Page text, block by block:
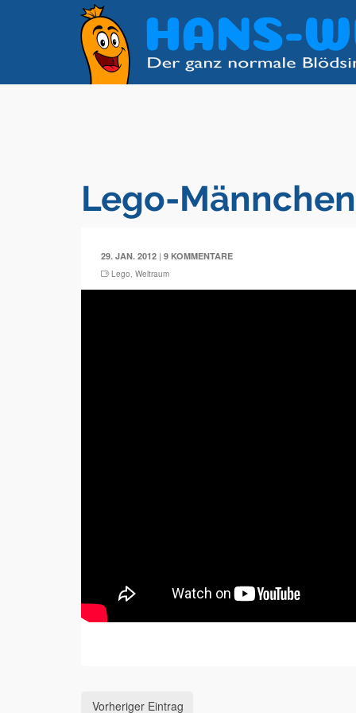
Lego-
29. JAN. 2012 | 9 KOMMENTARE
Lego, Weltraum
Vorheriger Eintrag